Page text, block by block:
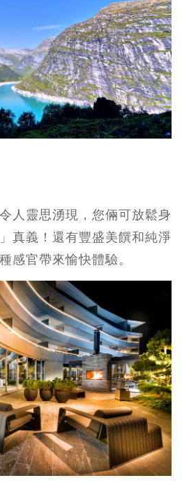
人靈思湧現，您倆可放鬆身
真義！還有豐盛美饌和純淨
感官帶來愉快體驗。